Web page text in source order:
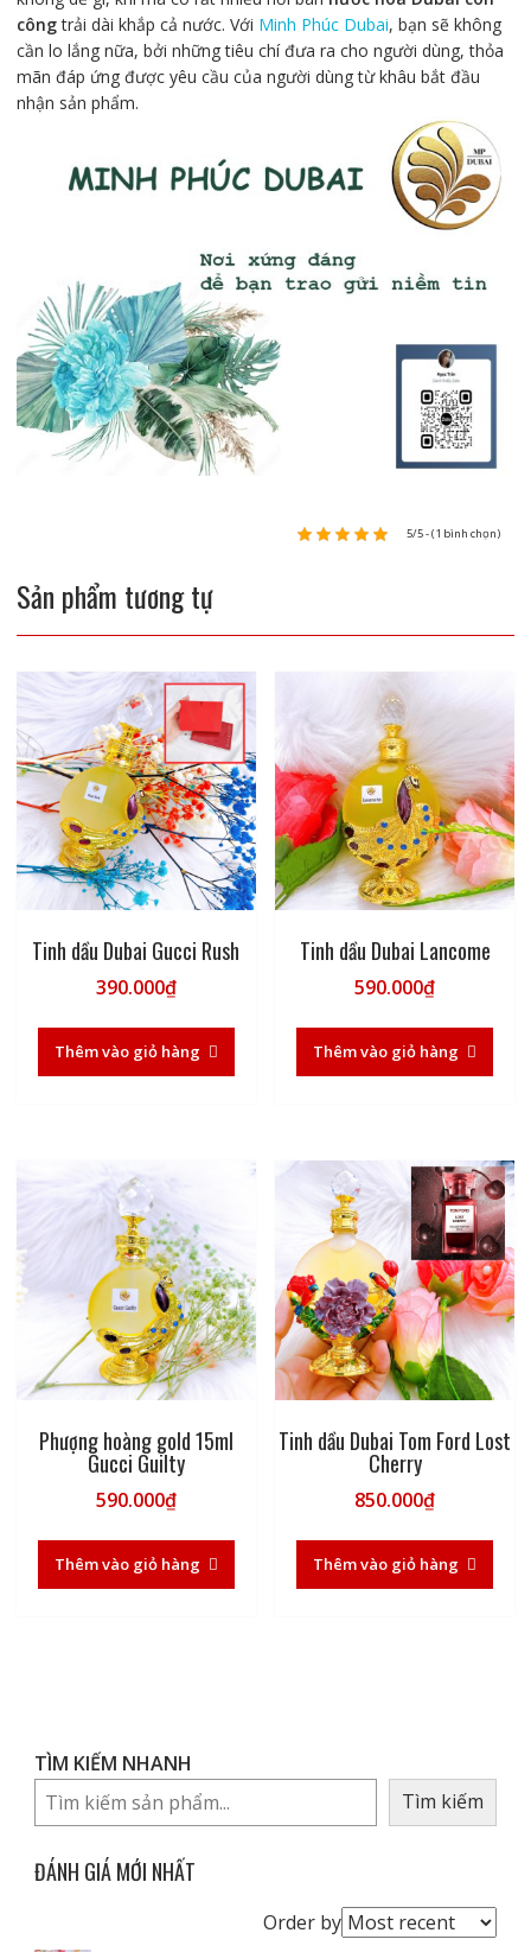
côngtrải dài khắp cả nước. Với Minh Phúc Dubai, bạn sẽ không
cần lo lắng nữa, bởi những tiêu chí đưa ra cho người dùng, thỏa
mãn đáp ứng được yêu cầu của người dùng từ khâu bắt đầu
nhận sản phẩm.
5/5 - (1 bình chọn)
Sản phẩm tương tự
Tinh dầu Dubai Gucci Rush
390.000₫
Thêm vào giỏ hàng
Tinh dầu Dubai Lancome
590.000₫
Thêm vào giỏ hàng
Phượng hoàng gold 15ml
Gucci Guilty
590.000₫
Thêm vào giỏ hàng
Tinh dầu Dubai Tom Ford Lost
Cherry
850.000₫
Thêm vào giỏ hàng
TÌM KIẾM NHANH
Tìm kiếm
ĐÁNH GIÁ MỚI NHẤT
Order byOrder